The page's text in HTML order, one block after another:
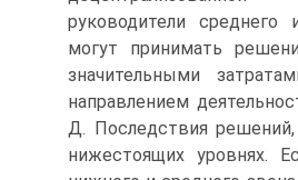
руководители
могут принимать
значительными
направлением
Д. Последствия
нижестоящих уровнях.